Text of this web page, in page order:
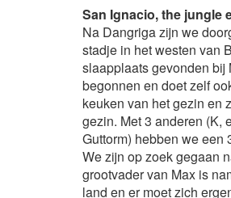
San Ignacio, the jungle
Na Dangriga zijn we
stadje in het westen van
slaapplaats gevonden bij
begonnen en doet zelf
keuken van het gezin en
gezin. Met 3 anderen (K,
Guttorm) hebben we een
We zijn op zoek gegaan
grootvader van Max is
land en er moet zich